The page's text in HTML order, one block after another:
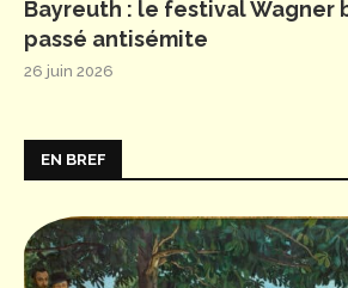
Bayreuth : le festival Wagner
passé antisémite
26 juin 2026
EN BREF